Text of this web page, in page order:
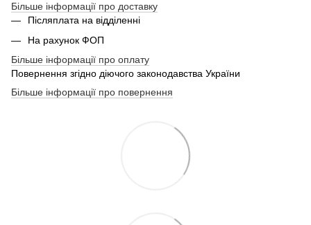
Більше інформації про доставку
Післяплата на відділенні
На рахунок ФОП
Більше інформації про оплату
Повернення згідно діючого законодавства України
Більше інформації про повернення